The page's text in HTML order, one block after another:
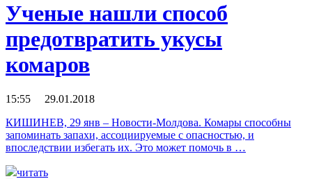
Ученые нашли способ
предотвратить укусы
комаров
15:55 29.01.2018
КИШИНЕВ, 29 янв – Новости-Молдова. Комары способны
запоминать запахи, ассоциируемые с опасностью, и
впоследствии избегать их. Это может помочь в …
читать